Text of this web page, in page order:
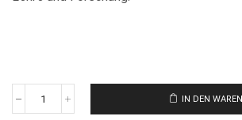
IN DEN